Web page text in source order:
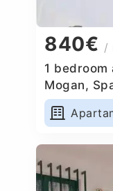
840€ /
1
Mogan,